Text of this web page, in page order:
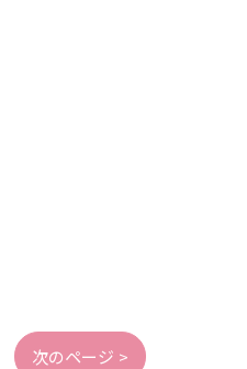
次のページ >